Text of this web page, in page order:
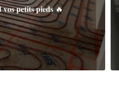
𝐩𝐞𝐭𝐢𝐭𝐬 𝐩𝐢𝐞𝐝𝐬 🔥